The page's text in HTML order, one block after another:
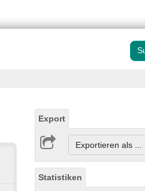
Export
Exportieren als
Statistiken